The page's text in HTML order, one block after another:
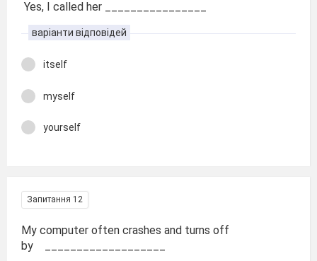
Yes, I called her ________________
варіанти відповідей
itself
myself
yourself
Запитання 12
My computer often crashes and turns off
by ___________________